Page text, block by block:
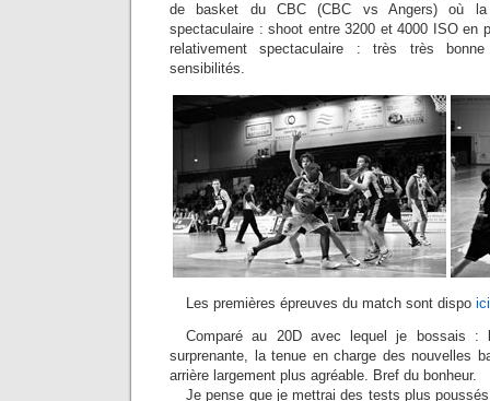
de basket du CBC (CBC vs Angers) où la
spectaculaire : shoot entre 3200 et 4000 ISO en
relativement spectaculaire : très très
sensibilités.
Les premières épreuves du match sont dispo ici
Comparé au 20D avec lequel je bossais :
surprenante, la tenue en charge des nouvelles
arrière largement plus agréable. Bref du bonheur.
Je pense que je mettrai des tests plus